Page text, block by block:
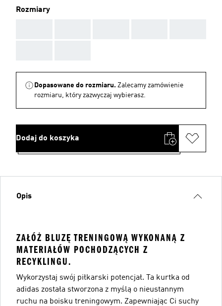
Rozmiary
Dopasowane do rozmiaru. Zalecamy zamówienie
rozmiaru, który zazwyczaj wybierasz.
Dodaj do koszyka
Opis
ZAŁÓŻ BLUZĘ TRENINGOWĄ WYKONANĄ Z
MATERIAŁÓW POCHODZĄCYCH Z
RECYKLINGU.
Wykorzystaj swój piłkarski potencjał. Ta kurtka od
adidas została stworzona z myślą o nieustannym
ruchu na boisku treningowym. Zapewniając Ci suchy